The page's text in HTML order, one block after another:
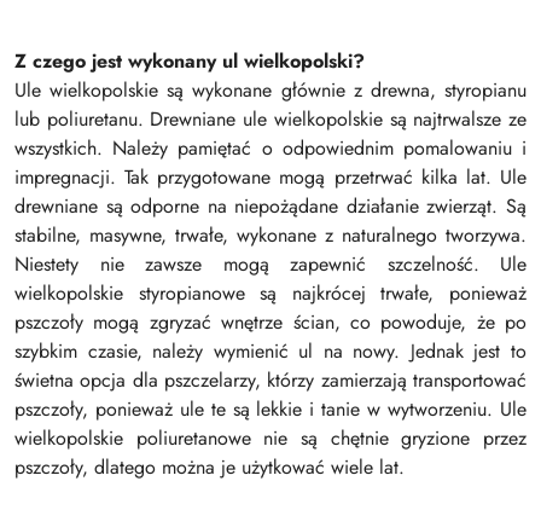
Z czego jest wykonany ul wielkopolski?
Ule wielkopolskie są wykonane głównie z drewna, styropianu
lub poliuretanu. Drewniane ule wielkopolskie są najtrwalsze ze
wszystkich. Należy pamiętać o odpowiednim pomalowaniu i
impregnacji. Tak przygotowane mogą przetrwać kilka lat. Ule
drewniane są odporne na niepożądane działanie zwierząt. Są
stabilne, masywne, trwałe, wykonane z naturalnego tworzywa.
Niestety nie zawsze mogą zapewnić szczelność. Ule
wielkopolskie styropianowe są najkrócej trwałe, ponieważ
pszczoły mogą zgryzać wnętrze ścian, co powoduje, że po
szybkim czasie, należy wymienić ul na nowy. Jednak jest to
świetna opcja dla pszczelarzy, którzy zamierzają transportować
pszczoły, ponieważ ule te są lekkie i tanie w wytworzeniu. Ule
wielkopolskie poliuretanowe nie są chętnie gryzione przez
pszczoły, dlatego można je użytkować wiele lat.